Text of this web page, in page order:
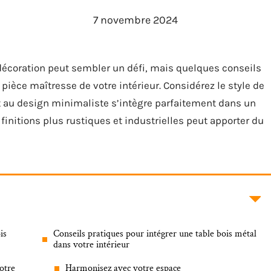
7 novembre 2024
peut sembler un défi, mais quelques conseils
maîtresse de votre intérieur. Considérez le style de
design minimaliste s’intègre parfaitement dans un
plus rustiques et industrielles peut apporter du
Conseils pratiques pour intégrer une table bois métal
dans votre intérieur
Harmonisez avec votre espace